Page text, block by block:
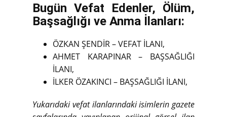
Bugün Vefat Edenler, Ölüm,
Başsağlığı ve Anma İlanları:
ÖZKAN ŞENDİR – VEFAT İLANI,
AHMET KARAPINAR – BAŞSAĞLIĞI
İLANI,
İLKER ÖZAKINCI – BAŞSAĞLIĞI İLANI,
Yukarıdaki vefat ilanlarındaki isimlerin gazete